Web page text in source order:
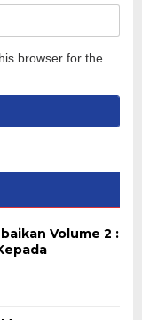
browser for the
Volume 2 :